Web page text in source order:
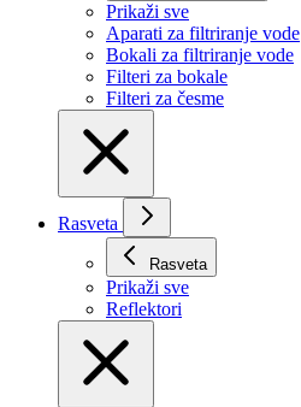
Prikaži svе
Aparati za filtriranje vode
Bokali za filtriranje vode
Filteri za bokale
Filteri za česme
Rasveta
Rasveta
Prikaži svе
Reflektori